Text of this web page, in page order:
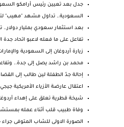
جدل بعد تعيين رئيس أرامكو
السعودية.. تداول مشهد "مهيب"
بعد استثمار سعودي بمليار دولار..
تفاعل على ما فعله لاعبو اتحاد
زيارة أردوغان إلى السعودية
محمد بن راشد يصل إلى جدة..
إحالة جدّ الطفلة لين طالب إلى
اعتقال عارضة الأزياء الأمريكية
شيخة قطرية تعلق على إهداء
وفاة طبيب قلب أثناء عمله
الصورة الاولى للشاب المتوفى جراء